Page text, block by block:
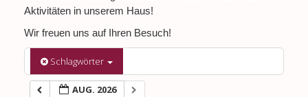
Aktivitäten in unserem Haus!
Wir freuen uns auf Ihren Besuch!
Schlagwörter
AUG. 2026